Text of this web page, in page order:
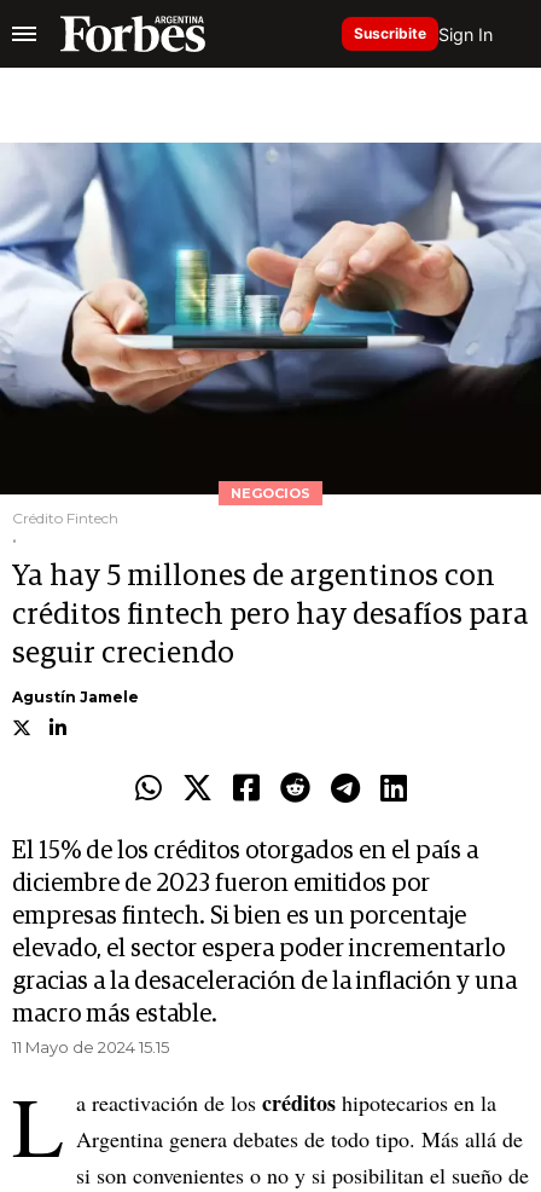
Suscribite Sign In
NEGOCIOS
Crédito Fintech
.
Ya hay 5 millones de argentinos con
créditos fintech pero hay desafíos para
seguir creciendo
Agustín Jamele
El 15% de los créditos otorgados en el país a
diciembre de 2023 fueron emitidos por
empresas fintech. Si bien es un porcentaje
elevado, el sector espera poder incrementarlo
gracias a la desaceleración de la inflación y una
macro más estable.
11 Mayo de 2024 15.15
L a reactivación de los créditos hipotecarios en la
Argentina genera debates de todo tipo. Más allá de
si son convenientes o no y si posibilitan el sueño de